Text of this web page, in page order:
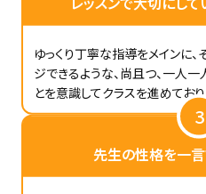
ゆっくり丁寧な指導をメインに
ジできるような、尚且つ、一人
とを意識してクラスを進めており
3
先生の性格を一言